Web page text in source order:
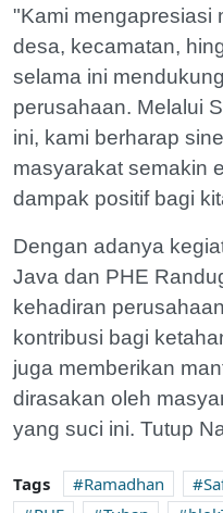
"Kami mengapresiasi
desa, kecamatan,
selama ini
perusahaan. Melalui
ini, kami berharap
masyarakat semakin
dampak positif bagi
Dengan adanya
Java dan PHE
kehadiran
kontribusi bagi
juga memberikan
dirasakan oleh
yang suci ini. Tutup
Tags Ramadhan